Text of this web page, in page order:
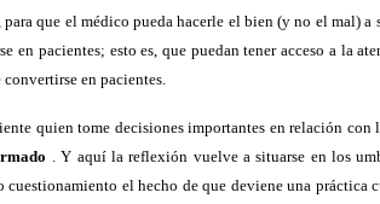
que el médico pueda hacerle el bien (y no el mal)
en pacientes; esto es, que puedan tener acceso a
en pacientes.
quien tome decisiones importantes en relación con
. Y aquí la reflexión vuelve a situarse en los
cuestionamiento el hecho de que deviene una práctica